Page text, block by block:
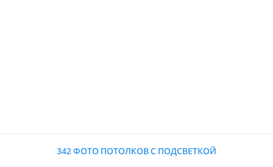
342 ФОТО ПОТОЛКОВ С ПОДСВЕТКОЙ